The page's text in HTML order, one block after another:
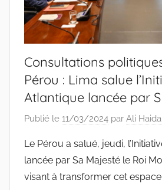
Consultations
Pérou : Lima salue
Atlantique lancée par
Publié le 11/03/2024 par Ali
Le Pérou a salué, jeudi,
lancée par Sa Majesté le Roi
visant à transformer cet espace